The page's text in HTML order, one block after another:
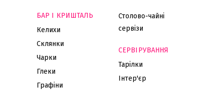
БАР І КРИШТАЛЬ
Келихи
Склянки
Чарки
Глеки
Графіни
Столово-чайні
сервізи
СЕРВІРУВАННЯ
Тарілки
Інтер'єр